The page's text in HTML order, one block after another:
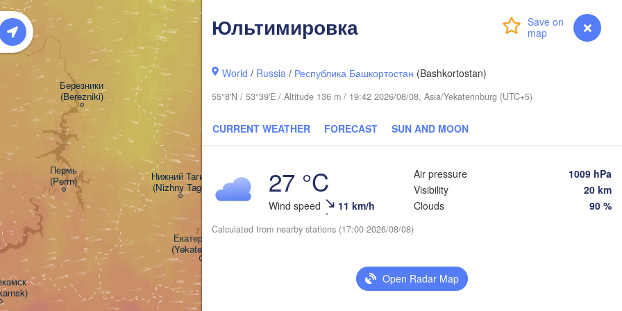
myVentusky Forecast
Юльтимировка
World / Russia / Республика Башкортостан (Bashkortostan)
55°8'N / 53°39'E / Altitude 136 m / 19:42 2026/08/08, Asia/Yekaterinburg (UTC+5)
CURRENT WEATHER FORECAST SUN AND MOON
27 °C
Wind speed 11 km/h
Air pressure
1009 hPa
Visibility
20 km
Clouds
90 %
Calculated from nearby stations (17:00 2026/08/08)
Open Radar Map
Пермь
(Perm)
Екатеринбург
(Yekaterinburg)
(Tyumen)
Березники
(Berezniki)
Нижний Тагил
(Nizhny Tagil)